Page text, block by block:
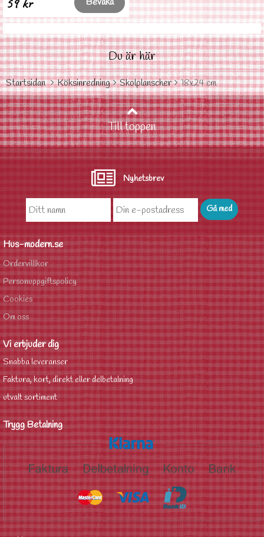
Du är här
Startsidan Köksinredning Skolplanscher 18x24 cm
Till toppen
Nyhetsbrev
Hus-modern.se
Ordervilllkor
Personuppgiftspolicy
Cookies
Om oss
Vi erbjuder dig
Snabba leveranser
Faktura, kort, direkt eller delbetalning
utvalt sortiment
Trygg Betalning